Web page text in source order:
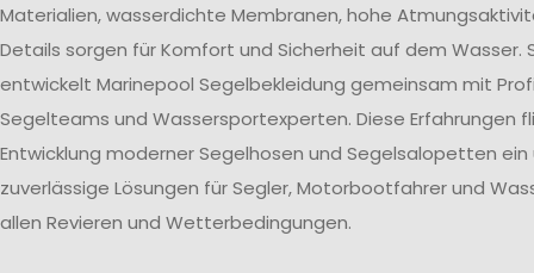
Materialien, wasserdichte Membranen, hohe
Details sorgen für Komfort und Sicherheit auf dem Wasser.
entwickelt Marinepool Segelbekleidung gemeinsam mit
Segelteams und Wassersportexperten. Diese Erfahrungen
Entwicklung moderner Segelhosen und Segelsalopetten
zuverlässige Lösungen für Segler, Motorbootfahrer und
allen Revieren und Wetterbedingungen.